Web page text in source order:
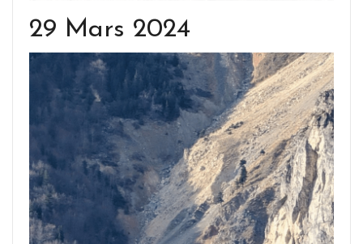
29 Mars 2024